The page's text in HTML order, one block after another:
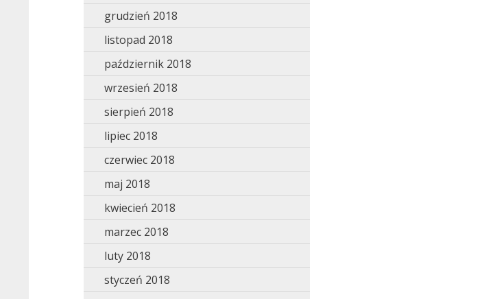
grudzień 2018
listopad 2018
październik 2018
wrzesień 2018
sierpień 2018
lipiec 2018
czerwiec 2018
maj 2018
kwiecień 2018
marzec 2018
luty 2018
styczeń 2018